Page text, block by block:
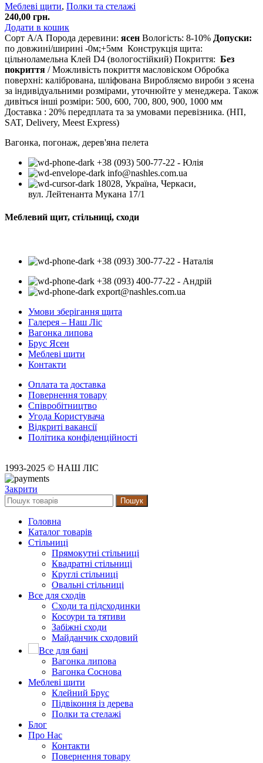
Меблеві щити, Полки та стелажі
240,00 грн.
Додати в кошик
Сорт А/А Порода деревини: ясен Вологість: 8-10% Допуски:
по довжині/ширині -0м;+5мм Конструкція щита:
цільноламельна Клей D4 (вологостійкий) Покриття: Без
покриття / Можливість покриття масловіском Обробка
поверхні: калібрована, шліфована Виробляємо вироби з ясена
за індивідуальними розмірами, уточнюйте у менеджера. Також
дивіться інші розміри: 500, 600, 700, 800, 900, 1000 мм
Доставка : 20% передплата та за умовами перевізника. (НП,
SAT, Delivery, Meest Express)
Вагонка, погонаж, дерев'яна пелета
+38 (093) 500-77-22 - Юлія
info@nashles.com.ua
18028, Україна, Черкаси,
вул. Лейтенанта Мукана 17/1
Меблевий щит, стільниці, сходи
+38 (093) 300-77-22 - Наталія
+38 (093) 400-77-22 - Андрій
export@nashles.com.ua
Умови зберігання щита
Галерея – Наш Ліс
Вагонка липова
Брус Ясен
Меблеві щити
Контакти
Оплата та доставка
Повернення товару
Співробітництво
Угода Користувача
Відкриті вакансії
Політика конфіденційності
1993-2025 © НАШ ЛІС
Закрити
Пошук
Головна
Каталог товарів
Стільниці
Прямокутні стільниці
Квадратні стільниці
Круглі стільниці
Овальні стільниці
Все для сходів
Сходи та підсходинки
Косоури та тятиви
Забіжні сходи
Майданчик сходовий
Все для бані
Вагонка липова
Вагонка Соснова
Меблеві щити
Клейний Брус
Підвіконня із дерева
Полки та стелажі
Блог
Про Нас
Контакти
Повернення товару